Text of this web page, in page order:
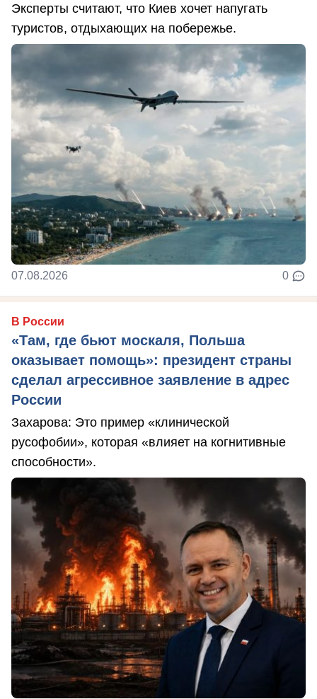
Эксперты считают, что Киев хочет напугать
туристов, отдыхающих на побережье.
07.08.2026 0
В России
«Там, где бьют москаля, Польша
оказывает помощь»: президент страны
сделал агрессивное заявление в адрес
России
Захарова: Это пример «клинической
русофобии», которая «влияет на когнитивные
способности».